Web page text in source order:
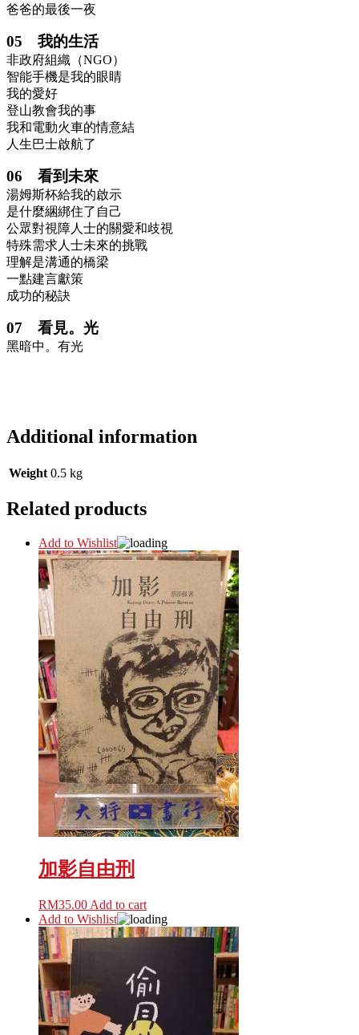
爸爸的最後一夜
05 我的生活
非政府組織（NGO）
智能手機是我的眼睛
我的愛好
登山教會我的事
我和電動火車的情意結
人生巴士啟航了
06 看到未來
湯姆斯杯給我的啟示
是什麼綑綁住了自己
公眾對視障人士的關愛和歧視
特殊需求人士未來的挑戰
理解是溝通的橋梁
一點建言獻策
成功的秘訣
07 看見。光
黑暗中。有光
Additional information
Weight 0.5 kg
Related products
Add to Wishlist
加影自由刑
RM35.00 Add to cart
Add to Wishlist